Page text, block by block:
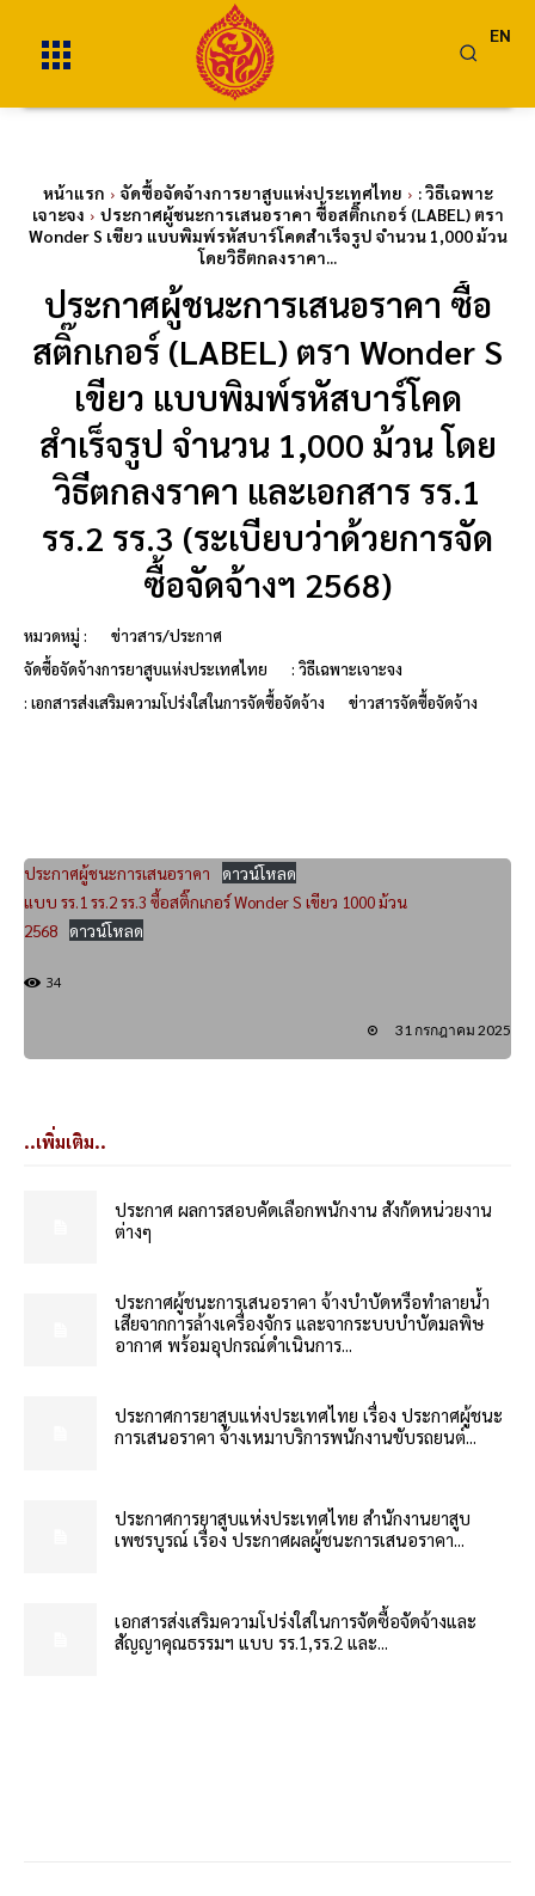
EN
หน้าแรก จัดซื้อจัดจ้างการยาสูบแห่งประเทศไทย
: วิธีเฉพาะ
เจาะจง
ประกาศผู้ชนะการเสนอราคา ซื้อสติ๊กเกอร์ (LABEL) ตรา
Wonder S เขียว แบบพิมพ์รหัสบาร์โคดสำเร็จรูป จำนวน 1,000 ม้วน
โดยวิธีตกลงราคา...
ประกาศผู้ชนะการเสนอราคา ซื้อ
สติ๊กเกอร์ (LABEL) ตรา Wonder S
เขียว แบบพิมพ์รหัสบาร์โคด
สำเร็จรูป จำนวน 1,000 ม้วน โดย
วิธีตกลงราคา และเอกสาร รร.1
รร.2 รร.3 (ระเบียบว่าด้วยการจัด
ซื้อจัดจ้างฯ 2568)
หมวดหมู่ :
ข่าวสาร/ประกาศ
จัดซื้อจัดจ้างการยาสูบแห่งประเทศไทย
: วิธีเฉพาะเจาะจง
: เอกสารส่งเสริมความโปร่งใสในการจัดซื้อจัดจ้าง
ข่าวสารจัดซื้อจัดจ้าง
ประกาศผู้ชนะการเสนอราคา
ดาวน์โหลด
แบบ รร.1 รร.2 รร.3 ซื้อสติ๊กเกอร์ Wonder S เขียว 1000 ม้วน
2568
ดาวน์โหลด
34
31 กรกฎาคม 2025
..เพิ่มเติม..
ประกาศ ผลการสอบคัดเลือกพนักงาน สังกัดหน่วยงาน
ต่างๆ
ประกาศผู้ชนะการเสนอราคา จ้างบำบัดหรือทำลายน้ำ
เสียจากการล้างเครื่องจักร และจากระบบบำบัดมลพิษ
อากาศ พร้อมอุปกรณ์ดำเนินการ...
ประกาศการยาสูบแห่งประเทศไทย เรื่อง ประกาศผู้ชนะ
การเสนอราคา จ้างเหมาบริการพนักงานขับรถยนต์...
ประกาศการยาสูบแห่งประเทศไทย สำนักงานยาสูบ
เพชรบูรณ์ เรื่อง ประกาศผลผู้ชนะการเสนอราคา...
เอกสารส่งเสริมความโปร่งใสในการจัดซื้อจัดจ้างและ
สัญญาคุณธรรมฯ แบบ รร.1,รร.2 และ...